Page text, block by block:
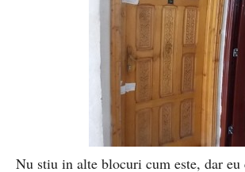
Nu stiu in alte blocuri cum este, dar eu